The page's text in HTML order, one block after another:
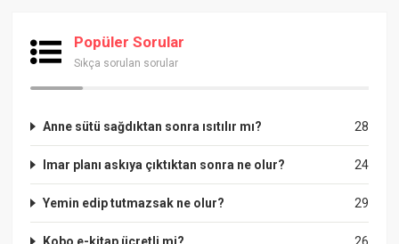
Popüler Sorular
Sıkça sorulan sorular
28
Anne sütü sağdıktan sonra ısıtılır mı?
24
Imar planı askıya çıktıktan sonra ne olur?
29
Yemin edip tutmazsak ne olur?
26
Kobo e-kitap ücretli mi?